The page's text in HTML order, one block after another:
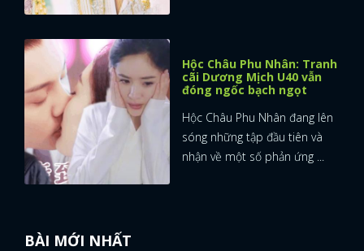
Hộc Châu Phu Nhân: Tranh
cãi Dương Mịch U40 vẫn
đóng ngốc bạch ngọt
Hộc Châu Phu Nhân đang lên
sóng những tập đầu tiên và
nhận về một số phản ứng ...
BÀI MỚI NHẤT